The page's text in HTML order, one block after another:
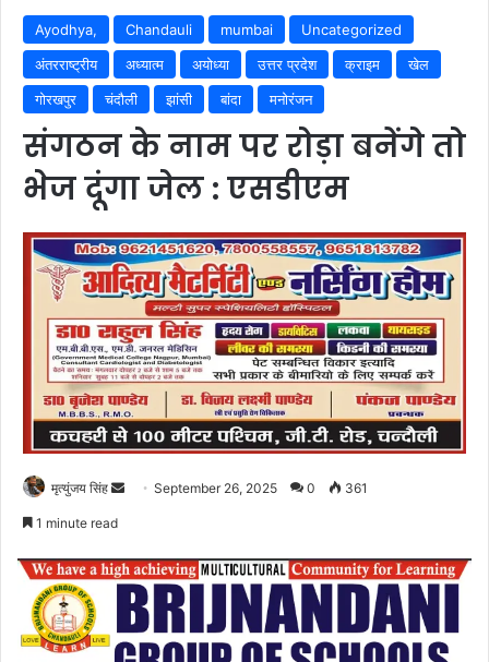
Ayodhya, Chandauli mumbai
Uncategorized
अंतरराष्ट्रीय
अध्यात्म अयोध्या उत्तर प्रदेश क्राइम
खेल
गोरखपुर
चंदौली झांसी बांदा मनोरंजन
संगठन के नाम पर रोड़ा बनेंगे तो
भेज दूंगा जेल : एसडीएम
मृत्युंजय सिंह
SendSeptember 26, 2025 0 361
1 minute read